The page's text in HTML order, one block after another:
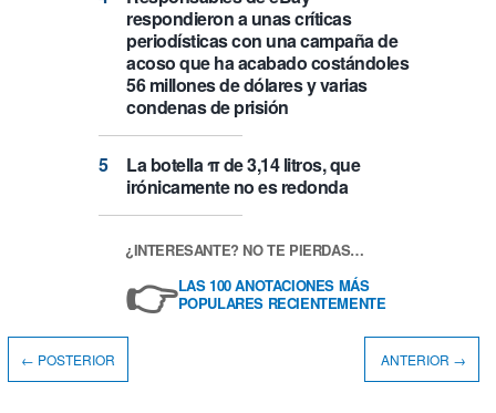
respondieron a unas críticas
periodísticas con una campaña de
acoso que ha acabado costándoles
56 millones de dólares y varias
condenas de prisión
La botella π de 3,14 litros, que
irónicamente no es redonda
¿INTERESANTE? NO TE PIERDAS…
👉LAS 100 ANOTACIONES MÁS
POPULARES RECIENTEMENTE
← POSTERIOR ANTERIOR →